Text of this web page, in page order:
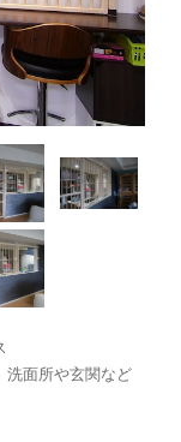
洗面所や玄関など